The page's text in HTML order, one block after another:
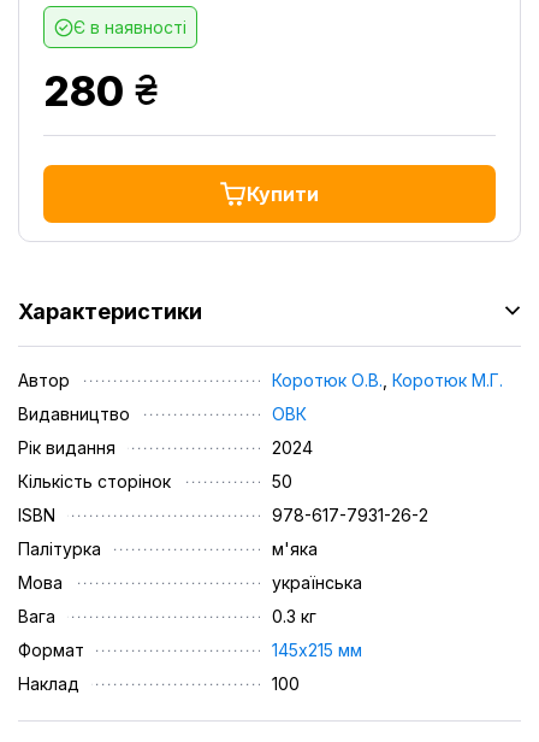
Є в наявності
280 грн.
Купити
Характеристики
Автор Коротюк О.В. Коротюк М.Г.
Видавництво
ОВК
Рік видання
2024
Кількість сторінок
50
ISBN
978-617-7931-26-2
Палітурка
м'яка
Мова
українська
Вага
0.3 кг
Формат
145х215 мм
Наклад
100